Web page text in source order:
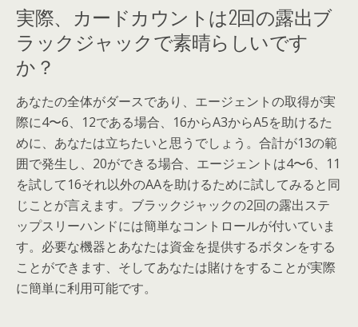
実際、カードカウントは2回の露出ブ
ラックジャックで素晴らしいです
か？
あなたの全体がダースであり、エージェントの取得が実
際に4〜6、12である場合、16からA3からA5を助けるた
めに、あなたは立ちたいと思うでしょう。合計が13の範
囲で発生し、20ができる場合、エージェントは4〜6、11
を試して16それ以外のAAを助けるために試してみると同
じことが言えます。ブラックジャックの2回の露出ステ
ップスリーハンドには簡単なコントロールが付いていま
す。必要な機器とあなたは資金を提供するボタンをする
ことができます、そしてあなたは賭けをすることが実際
に簡単に利用可能です。